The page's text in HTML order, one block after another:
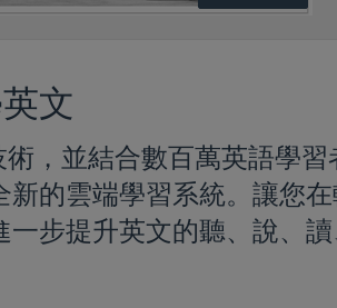
文
術，並結合數百萬英語學習
新的雲端學習系統。讓您
一步提升英文的聽、說、